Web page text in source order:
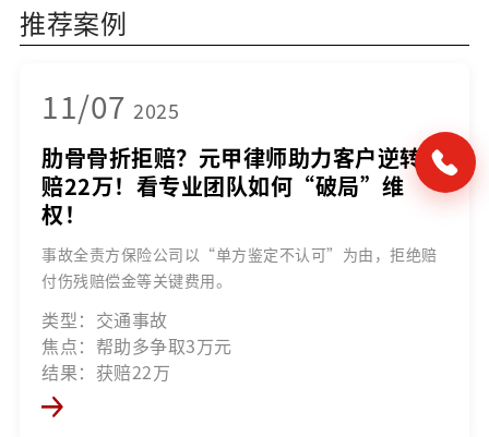
推荐案例
11/07 2025
肋骨骨折拒赔？元甲律师助力客户逆转获
赔22万！看专业团队如何“破局”维
权！
事故全责方保险公司以“单方鉴定不认可”为由，拒绝赔
付伤残赔偿金等关键费用。
类型：交通事故
焦点：帮助多争取3万元
结果：获赔22万